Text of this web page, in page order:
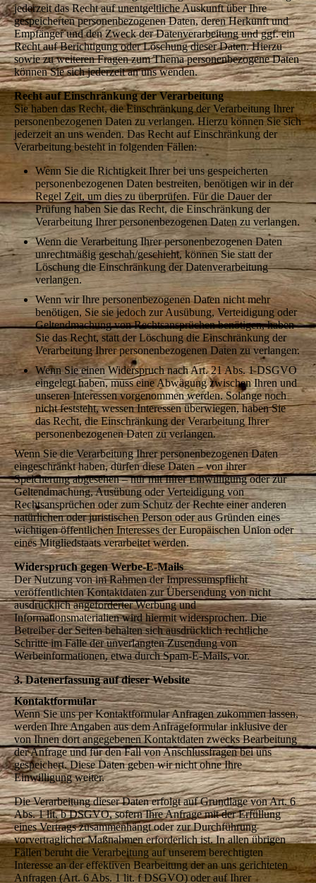
jederzeit das Recht auf unentgeltliche Auskunft über Ihre
gespeicherten personenbezogenen Daten, deren Herkunft und
Empfänger und den Zweck der Datenverarbeitung und ggf. ein
Recht auf Berichtigung oder Löschung dieser Daten. Hierzu
sowie zu weiteren Fragen zum Thema personenbezogene Daten
können Sie sich jederzeit an uns wenden.
Recht auf Einschränkung der Verarbeitung
Sie haben das Recht, die Einschränkung der Verarbeitung Ihrer
personenbezogenen Daten zu verlangen. Hierzu können Sie sich
jederzeit an uns wenden. Das Recht auf Einschränkung der
Verarbeitung besteht in folgenden Fällen:
Wenn Sie die Richtigkeit Ihrer bei uns gespeicherten
personenbezogenen Daten bestreiten, benötigen wir in der
Regel Zeit, um dies zu überprüfen. Für die Dauer der
Prüfung haben Sie das Recht, die Einschränkung der
Verarbeitung Ihrer personenbezogenen Daten zu verlangen.
Wenn die Verarbeitung Ihrer personenbezogenen Daten
unrechtmäßig geschah/geschieht, können Sie statt der
Löschung die Einschränkung der Datenverarbeitung
verlangen.
Wenn wir Ihre personenbezogenen Daten nicht mehr
benötigen, Sie sie jedoch zur Ausübung, Verteidigung oder
Geltendmachung von Rechtsansprüchen benötigen, haben
Sie das Recht, statt der Löschung die Einschränkung der
Verarbeitung Ihrer personenbezogenen Daten zu verlangen.
Wenn Sie einen Widerspruch nach Art. 21 Abs. 1 DSGVO
eingelegt haben, muss eine Abwägung zwischen Ihren und
unseren Interessen vorgenommen werden. Solange noch
nicht feststeht, wessen Interessen überwiegen, haben Sie
das Recht, die Einschränkung der Verarbeitung Ihrer
personenbezogenen Daten zu verlangen.
Wenn Sie die Verarbeitung Ihrer personenbezogenen Daten
eingeschränkt haben, dürfen diese Daten – von ihrer
Speicherung abgesehen – nur mit Ihrer Einwilligung oder zur
Geltendmachung, Ausübung oder Verteidigung von
Rechtsansprüchen oder zum Schutz der Rechte einer anderen
natürlichen oder juristischen Person oder aus Gründen eines
wichtigen öffentlichen Interesses der Europäischen Union oder
eines Mitgliedstaats verarbeitet werden.
Widerspruch gegen Werbe-E-Mails
Der Nutzung von im Rahmen der Impressumspflicht
veröffentlichten Kontaktdaten zur Übersendung von nicht
ausdrücklich angeforderter Werbung und
Informationsmaterialien wird hiermit widersprochen. Die
Betreiber der Seiten behalten sich ausdrücklich rechtliche
Schritte im Falle der unverlangten Zusendung von
Werbeinformationen, etwa durch Spam-E-Mails, vor.
3. Datenerfassung auf dieser Website
Kontaktformular
Wenn Sie uns per Kontaktformular Anfragen zukommen lassen,
werden Ihre Angaben aus dem Anfrageformular inklusive der
von Ihnen dort angegebenen Kontaktdaten zwecks Bearbeitung
der Anfrage und für den Fall von Anschlussfragen bei uns
gespeichert. Diese Daten geben wir nicht ohne Ihre
Einwilligung weiter.
Die Verarbeitung dieser Daten erfolgt auf Grundlage von Art. 6
Abs. 1 lit. b DSGVO, sofern Ihre Anfrage mit der Erfüllung
eines Vertrags zusammenhängt oder zur Durchführung
vorvertraglicher Maßnahmen erforderlich ist. In allen übrigen
Fällen beruht die Verarbeitung auf unserem berechtigten
Interesse an der effektiven Bearbeitung der an uns gerichteten
Anfragen (Art. 6 Abs. 1 lit. f DSGVO) oder auf Ihrer